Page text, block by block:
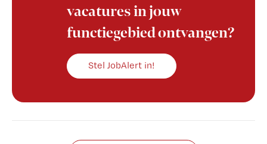
vacatures in jouw
functiegebied ontvangen?
Stel JobAlert in!